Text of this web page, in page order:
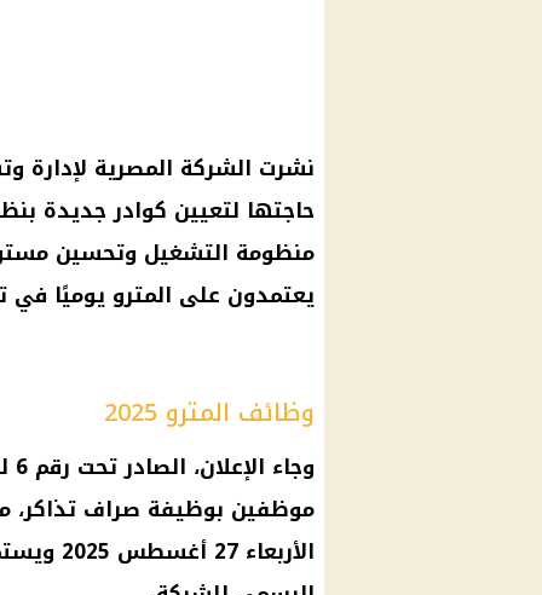
نشرت الشركة المصرية لإدارة
حاجتها لتعيين كوادر جديدة
منظومة التشغيل وتحسين
يعتمدون على المترو يوميًا في
وظائف المترو 2025
وجاء الإعلان، الصادر تحت رقم 6 لسنة 2025، ليؤكد حاجة
موظفين بوظيفة صراف تذاكر،
الأربعاء 27
أغسطس 2025